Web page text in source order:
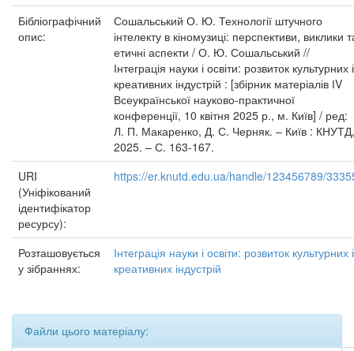
Бібліографічний
опис:
Сошальський О. Ю. Технології штучного
інтелекту в кіномузиці: перспективи, виклики
етичні аспекти / О. Ю. Сошальський //
Інтеграція науки і освіти: розвиток культурних і
креативних індустрій : [збірник матеріалів ІV
Всеукраїнської науково-практичної
конференції, 10 квітня 2025 р., м. Київ] / ред:
Л. П. Макаренко, Д. С. Черняк. – Київ : КНУТД,
2025. – С. 163-167.
URI
(Уніфікований
ідентифікатор
ресурсу):
https://er.knutd.edu.ua/handle/123456789/
Розташовується
у зібраннях:
Інтеграція науки і освіти: розвиток культурних і
креативних індустрій
Файли цього матеріалу: